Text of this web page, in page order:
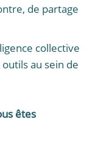
de partage
collective
au sein de
êtes